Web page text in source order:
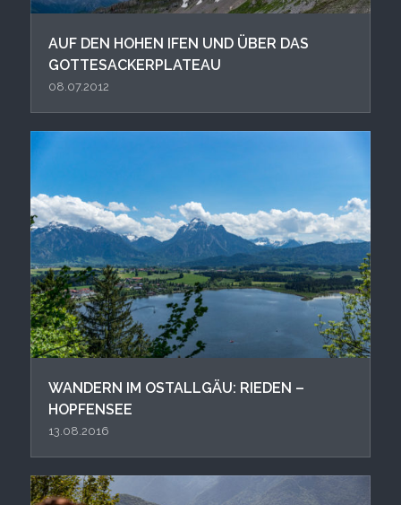
AUF DEN HOHEN IFEN UND ÜBER DAS
GOTTESACKERPLATEAU
08.07.2012
WANDERN IM OSTALLGÄU: RIEDEN –
HOPFENSEE
13.08.2016